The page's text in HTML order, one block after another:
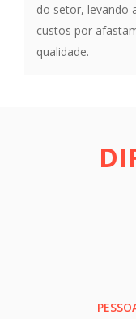
do setor, levando
custos por
qualidade.